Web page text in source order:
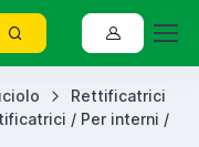
Rettificatrici
/ Per interni /